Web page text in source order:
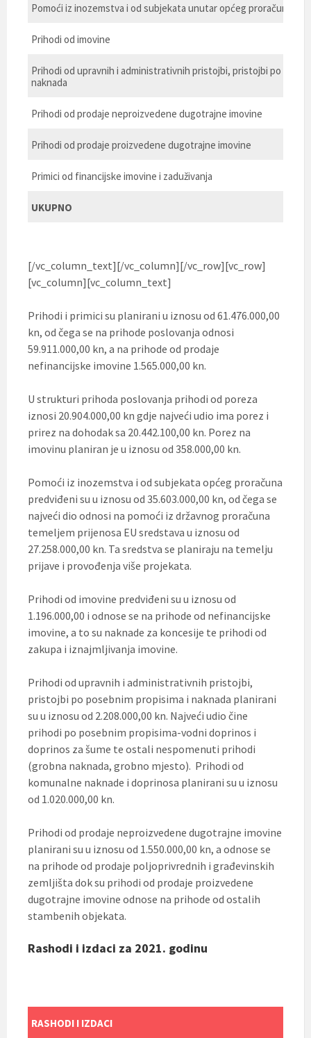
Pomoći iz inozemstva i od subjekata unutar općeg proračuna
Prihodi od imovine
Prihodi od upravnih i administrativnih pristojbi, pristojbi po
naknada
Prihodi od prodaje neproizvedene dugotrajne imovine
Prihodi od prodaje proizvedene dugotrajne imovine
Primici od financijske imovine i zaduživanja
UKUPNO
[/vc_column_text][/vc_column][/vc_row][vc_row]
[vc_column][vc_column_text]
Prihodi i primici su planirani u iznosu od 61.476.000,00
kn, od čega se na prihode poslovanja odnosi
59.911.000,00 kn, a na prihode od prodaje
nefinancijske imovine 1.565.000,00 kn.
U strukturi prihoda poslovanja prihodi od poreza
iznosi 20.904.000,00 kn gdje najveći udio ima porez i
prirez na dohodak sa 20.442.100,00 kn. Porez na
imovinu planiran je u iznosu od 358.000,00 kn.
Pomoći iz inozemstva i od subjekata općeg proračuna
predviđeni su u iznosu od 35.603.000,00 kn, od čega se
najveći dio odnosi na pomoći iz državnog proračuna
temeljem prijenosa EU sredstava u iznosu od
27.258.000,00 kn. Ta sredstva se planiraju na temelju
prijave i provođenja više projekata.
Prihodi od imovine predviđeni su u iznosu od
1.196.000,00 i odnose se na prihode od nefinancijske
imovine, a to su naknade za koncesije te prihodi od
zakupa i iznajmljivanja imovine.
Prihodi od upravnih i administrativnih pristojbi,
pristojbi po posebnim propisima i naknada planirani
su u iznosu od 2.208.000,00 kn. Najveći udio čine
prihodi po posebnim propisima-vodni doprinos i
doprinos za šume te ostali nespomenuti prihodi
(grobna naknada, grobno mjesto). Prihodi od
komunalne naknade i doprinosa planirani su u iznosu
od 1.020.000,00 kn.
Prihodi od prodaje neproizvedene dugotrajne imovine
planirani su u iznosu od 1.550.000,00 kn, a odnose se
na prihode od prodaje poljoprivrednih i građevinskih
zemljišta dok su prihodi od prodaje proizvedene
dugotrajne imovine odnose na prihode od ostalih
stambenih objekata.
Rashodi i izdaci za 2021. godinu
RASHODI I IZDACI